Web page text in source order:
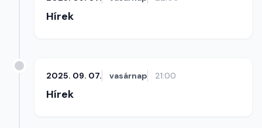
Hírek
2025. 09. 07. vasárnap 21:00
Hírek